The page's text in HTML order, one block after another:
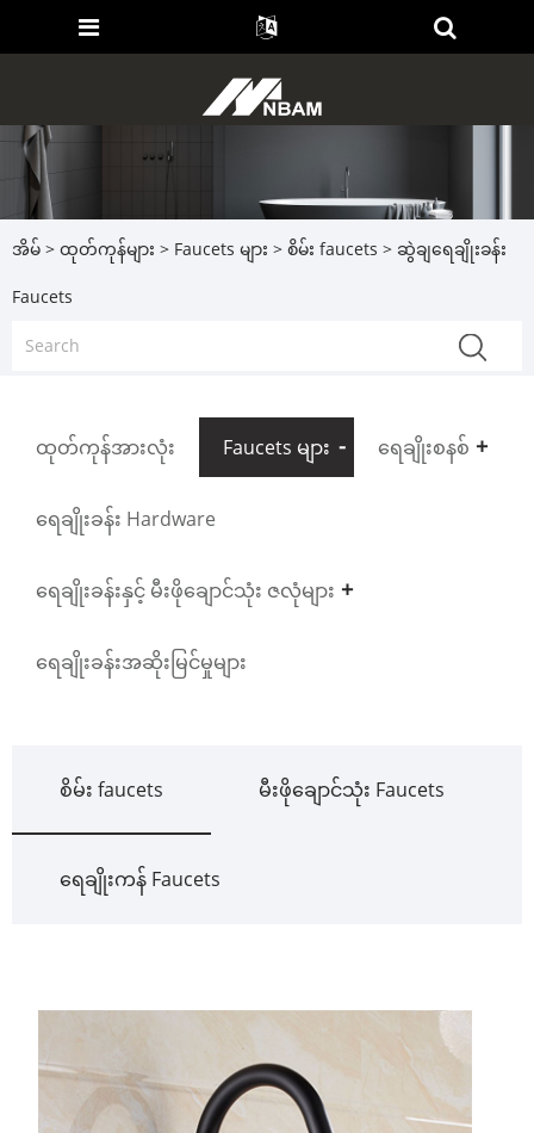
အိမ် > ထုတ်ကုန်များ > Faucets များ > စိမ်း faucets > ဆွဲချရေချိုးခန်း
Faucets
ထုတ်ကုန်အားလုံး Faucets များ ရေချိုးစနစ်
ရေချိုးခန်း Hardware
ရေချိုးခန်းနှင့် မီးဖိုချောင်သုံး ဇလုံများ
ရေချိုးခန်းအဆိုးမြင်မှုများ
စိမ်း faucets မီးဖိုချောင်သုံး Faucets
ရေချိုးကန် Faucets